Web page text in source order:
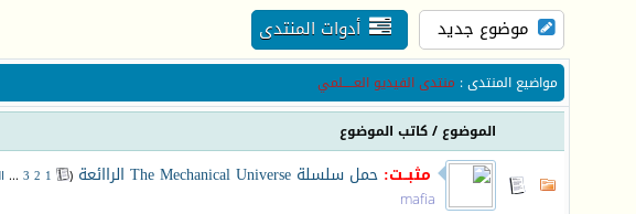
موضوع جديد أدوات المنتدى
مواضيع المنتدى: منتدى الفيديو العـــــلمي
الموضوع/كاتب الموضوع
مثبــت: حمل سلسلة The Mechanical Universe الراائعة (
1
2
3
...
mafia